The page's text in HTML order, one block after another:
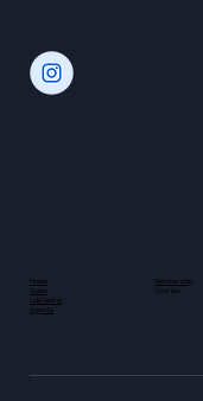
Home
Sobre
Lide Global
Agenda
Membership
Contato